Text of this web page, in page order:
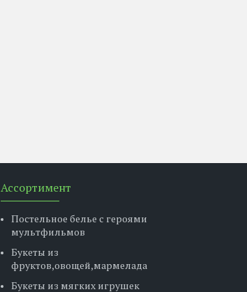
Ассортимент
Постельное белье с героями
мультфильмов
Букеты из
фруктов,овощей,мармелада
Букеты из мягких игрушек